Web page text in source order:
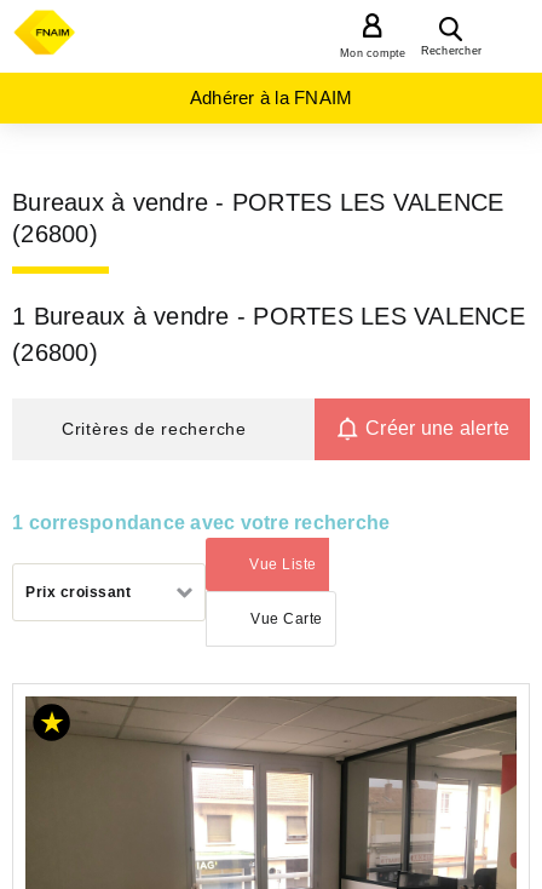
Rechercher
Mon compte
Adhérer à la FNAIM
Bureaux à vendre - PORTES LES VALENCE
(26800)
1 Bureaux à vendre - PORTES LES VALENCE
(26800)
Critères de recherche Créer une alerte
1 correspondance avec votre recherche
Prix croissant
Vue Liste
(activé)
Vue Carte
ACHAT
BUREAU